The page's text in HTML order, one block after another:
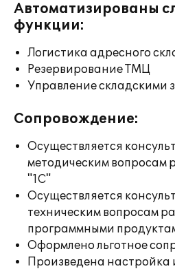
Автоматизированы
функции:
Логистика адресного
Резервирование ТМЦ
Управление складскими
Сопровождение:
Осуществляется
методическим вопросам
"1С"
Осуществляется
техническим вопросам
программными
Оформлено льготное
Произведена настройка